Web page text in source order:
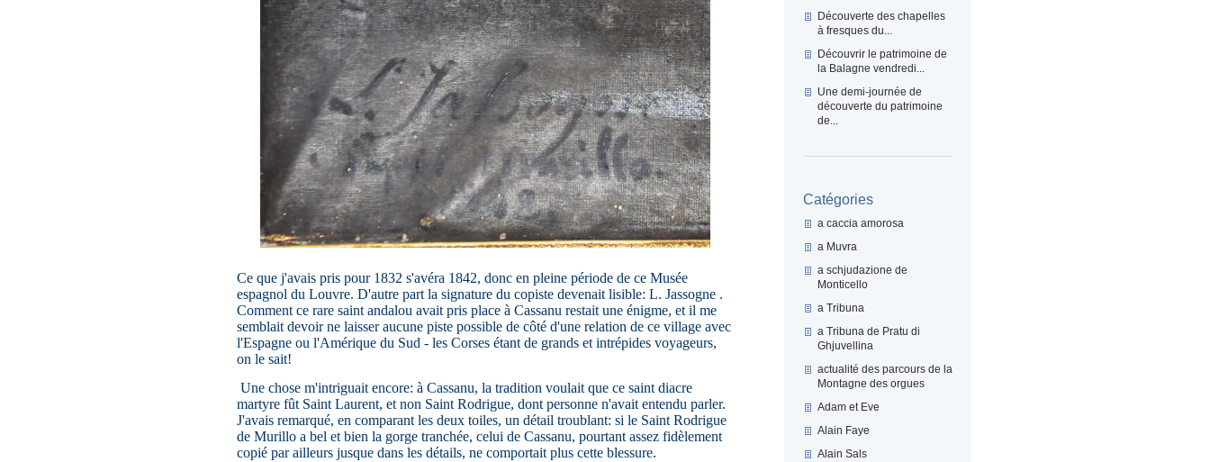
Découverte des chapelles
à fresques du...
Découvrir le patrimoine de
la Balagne vendredi...
Une demi-journée de
découverte du patrimoine
de...
Catégories
a caccia amorosa
a Muvra
a schjudazione de
Monticello
a Tribuna
a Tribuna de Pratu di
Ghjuvellina
actualité des parcours de la
Montagne des orgues
Adam et Eve
Alain Faye
Alain Sals
Ce que j'avais pris pour 1832 s'avéra 1842, donc en pleine période de ce Musée
espagnol du Louvre. D'autre part la signature du copiste devenait lisible: L. Jassogne .
Comment ce rare saint andalou avait pris place à Cassanu restait une énigme, et il me
semblait devoir ne laisser aucune piste possible de côté d'une relation de ce village avec
l'Espagne ou l'Amérique du Sud - les Corses étant de grands et intrépides voyageurs,
on le sait!
Une chose m'intriguait encore: à Cassanu, la tradition voulait que ce saint diacre
martyre fût Saint Laurent, et non Saint Rodrigue, dont personne n'avait entendu parler.
J'avais remarqué, en comparant les deux toiles, un détail troublant: si le Saint Rodrigue
de Murillo a bel et bien la gorge tranchée, celui de Cassanu, pourtant assez fidèlement
copié par ailleurs jusque dans les détails, ne comportait plus cette blessure.